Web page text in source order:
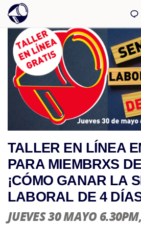
TALLER EN LÍNEA
PARA MIEMBRXS
¡CÓMO GANAR LA
LABORAL DE 4
JUEVES 30 MAYO 6.30PM